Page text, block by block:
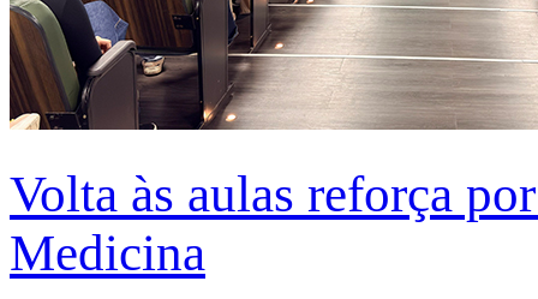
Volta às aulas reforça
Medicina